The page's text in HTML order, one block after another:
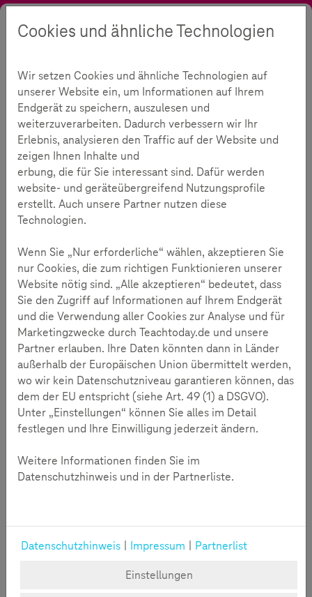
Suche Kontrast Sprache
FSM 287
FSM e. V. - Fokus Jugendmedienschutz
Online-Medien haben in den meisten Elternhäusern Einzug
gefunden. Um Kinder und Jugendliche vor den Risiken bei
Selbstkontrolle.
Ob Online-Jugendschutz, Beschwerdestelle oder
Wissensvermittlung über Gesetze, Hintergründe und
Akteure.
Cookies und ähnliche Technologien
Wir setzen Cookies und ähnliche Technologien auf
unserer Website ein, um Informationen auf Ihrem
Endgerät zu speichern, auszulesen und
weiterzuverarbeiten. Dadurch verbessern wir Ihr
Erlebnis, analysieren den Traffic auf der Website und
zeigen Ihnen Inhalte und
erbung, die für Sie interessant sind. Dafür werden
website- und geräteübergreifend Nutzungsprofile
erstellt. Auch unsere Partner nutzen diese
Technologien.
Wenn Sie „Nur erforderliche“ wählen, akzeptieren Sie
nur Cookies, die zum richtigen Funktionieren unserer
Website nötig sind. „Alle akzeptieren“ bedeutet, dass
Sie den Zugriff auf Informationen auf Ihrem Endgerät
und die Verwendung aller Cookies zur Analyse und für
Marketingzwecke durch Teachtoday.de und unsere
Partner erlauben. Ihre Daten könnten dann in Länder
außerhalb der Europäischen Union übermittelt werden,
wo wir kein Datenschutzniveau garantieren können, das
dem der EU entspricht (siehe Art. 49 (1) a DSGVO).
Unter „Einstellungen“ können Sie alles im Detail
festlegen und Ihre Einwilligung jederzeit ändern.
Weitere Informationen finden Sie im
Datenschutzhinweis und in der Partnerliste.
Datenschutzhinweis Impressum
Partnerlist
Einstellungen